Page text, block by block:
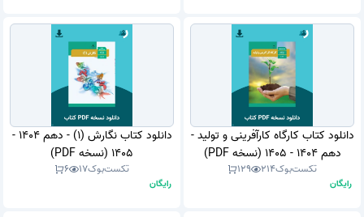
دانلود کتاب کارگاه کارآفرینی و تولید -
دهم 1404 - 1405 (نسخه PDF)
تکست‌بوک214
129
رایگان
دانلود کتاب نگارش (1) - دهم 1404 -
1405 (نسخه PDF)
تکست‌بوک17
6
رایگان